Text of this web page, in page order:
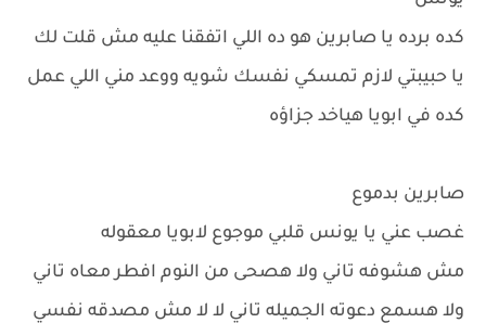
كده برده يا صابرين هو ده اللي اتفقنا عليه مش قلت لك
يا حبيبتي لازم تمسكي نفسك شويه ووعد مني اللي عمل
كده في ابويا هياخد جزاؤه
صابرين بدموع
غصب عني يا يونس قلبي موجوع لابويا معقوله
مش هشوفه تاني ولا هصحى من النوم افطر معاه تاني
ولا هسمع دعوته الجميله تاني لا لا مش مصدقه نفسي